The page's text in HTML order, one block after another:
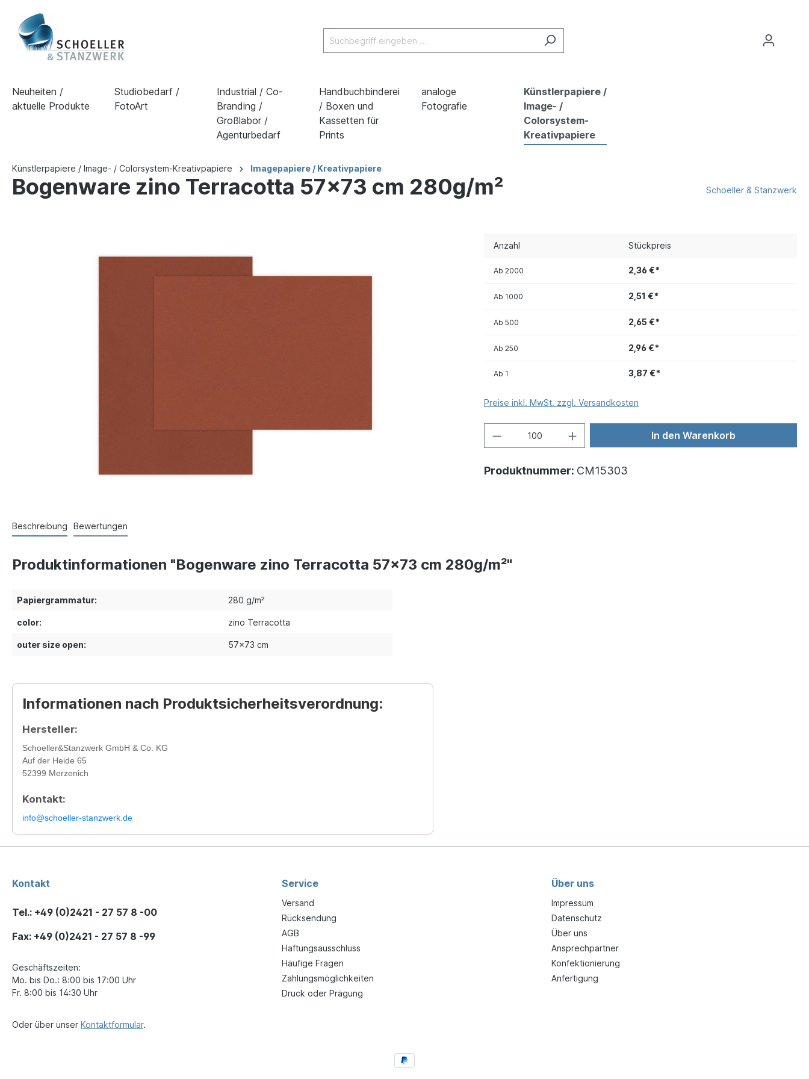
Neuheiten /
aktuelle Produkte
Studiobedarf /
FotoArt
Industrial / Co-
Branding /
Großlabor /
Agenturbedarf
Handbuchbinderei
/ Boxen und
Kassetten für
Prints
analoge
Fotografie
Künstlerpapiere /
Image- /
Colorsystem-
Kreativpapiere
Künstlerpapiere / Image- / Colorsystem-Kreativpapiere Imagepapiere / Kreativpapiere
Bogenware zino Terracotta 57x73 cm 280g/m² Schoeller & Stanzwerk
Anzahl Stückpreis
Ab 1 3,87 €*
Ab 250 2,96 €*
Ab 500 2,65 €*
Ab 1000 2,51 €*
Ab 2000 2,36 €*
Preise inkl. MwSt. zzgl. Versandkosten
In den Warenkorb
Produktnummer: CM15303
Beschreibung Bewertungen
Produktinformationen "Bogenware zino Terracotta 57x73 cm 280g/m²"
Papiergrammatur: 280 g/m²
color: zino Terracotta
outer size open: 57x73 cm
Informationen nach Produktsicherheitsverordnung:
Hersteller:
Schoeller&Stanzwerk GmbH & Co. KG
Auf der Heide 65
52399 Merzenich
Kontakt:
info@schoeller-stanzwerk.de
Kontakt
Tel.: +49 (0)2421 - 27 57 8 -00
Fax: +49 (0)2421 - 27 57 8 -99
Geschäftszeiten:
Mo. bis Do.: 8:00 bis 17:00 Uhr
Fr. 8:00 bis 14:30 Uhr
Oder über unser Kontaktformular.
Service
Versand
Rücksendung
AGB
Haftungsausschluss
Häufige Fragen
Zahlungsmöglichkeiten
Druck oder Prägung
Über uns
Impressum
Datenschutz
Über uns
Ansprechpartner
Konfektionierung
Anfertigung